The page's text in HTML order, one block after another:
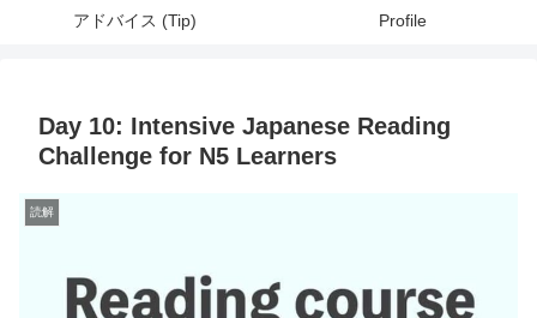
アドバイス (Tip) Profile
Day 10: Intensive Japanese Reading
Challenge for N5 Learners
読解